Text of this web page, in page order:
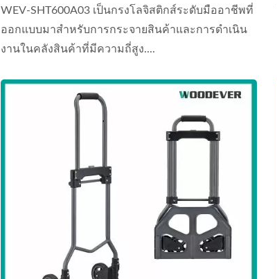
WEV-SHT600A03 เป็นกรงโลจิสติกส์ระดับมืออาชีพที่
ออกแบบมาสำหรับการกระจายสินค้าและการดำเนิน
งานในคลังสินค้าที่มีความถี่สูง....